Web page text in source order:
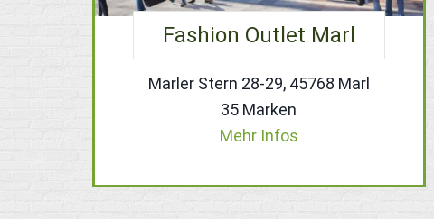
Fashion Outlet Marl
Marler Stern 28-29, 45768 Marl
35 Marken
Mehr Infos